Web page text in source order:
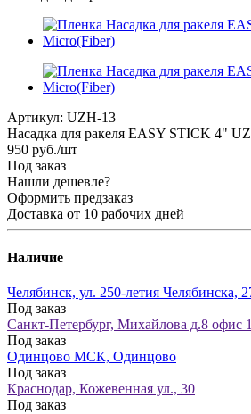
Артикул: UZН-13
Насадка для ракеля EASY STICK 4"
950 руб./шт
Под заказ
Нашли дешевле?
Оформить предзаказ
Доставка от 10 рабочих дней
Наличие
Челябинск, ул. 250-летия Челябинска,
Под заказ
Санкт-Петербург, Михайлова д.8 офис 1
Под заказ
Одинцово МСК, Одинцово
Под заказ
Краснодар, Кожевенная ул., 30
Под заказ